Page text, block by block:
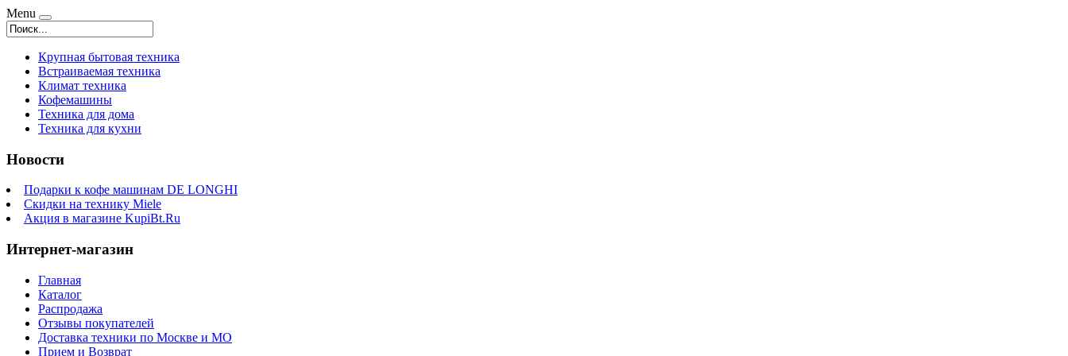
Menu
Крупная бытовая техника
Встраиваемая техника
Климат техника
Кофемашины
Техника для дома
Техника для кухни
Новости
Подарки к кофе машинам DE LONGHI
Скидки на технику Miele
Акция в магазине KupiBt.Ru
Интернет-магазин
Главная
Каталог
Распродажа
Отзывы покупателей
Доставка техники по Москве и МО
Прием и Возврат